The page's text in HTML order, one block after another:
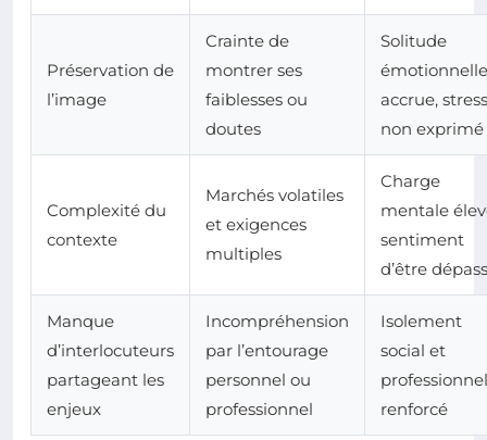
Préservation de
l’image
Crainte de
montrer ses
faiblesses ou
doutes
Solitude
émotionnelle
accrue, stress
non exprimé
Complexité du
contexte
Marchés volatiles
et exigences
multiples
Charge
mentale
sentiment
d’être
Manque
d’interlocuteurs
partageant les
enjeux
Incompréhension
par l’entourage
personnel ou
professionnel
Isolement
social et
professionnel
renforcé